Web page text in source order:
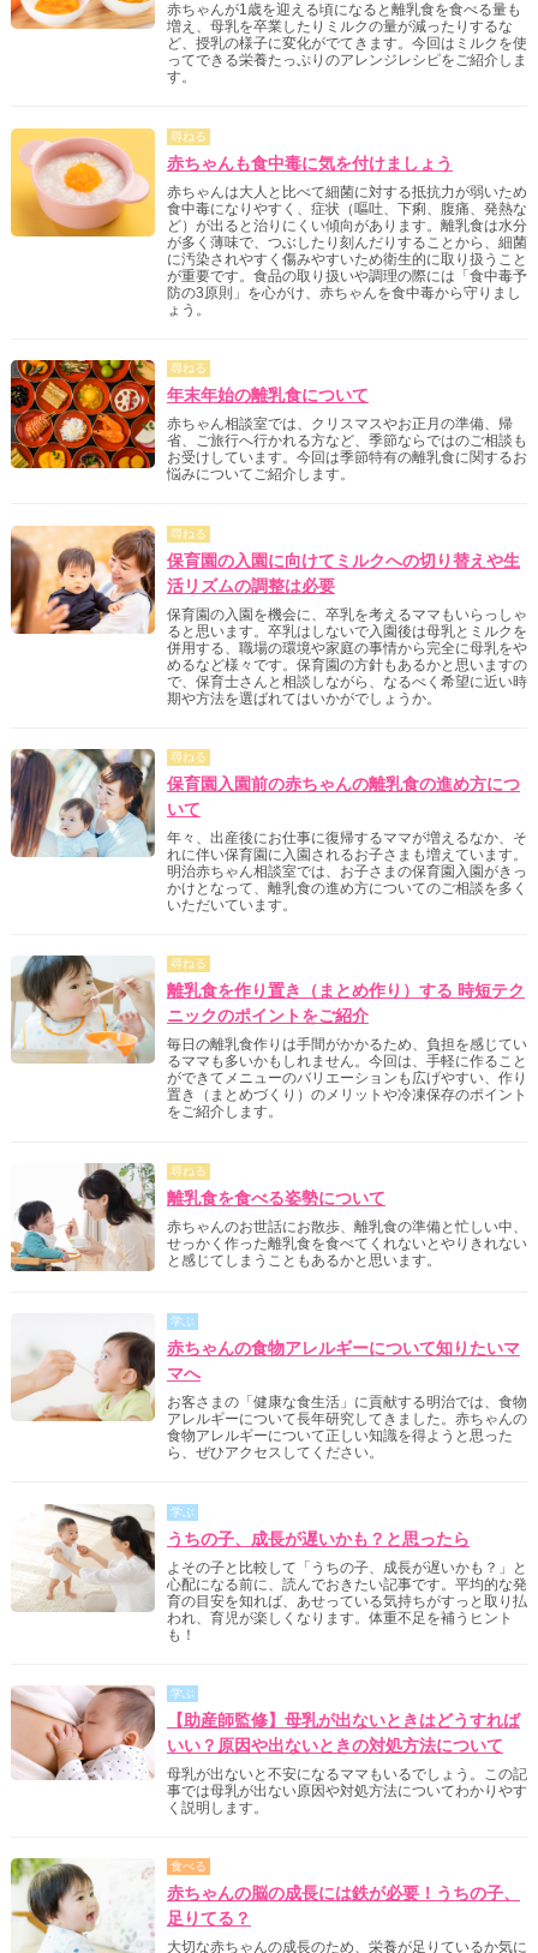
赤ちゃんが1歳を迎える頃になると離乳食を食べる量も
増え、母乳を卒業したりミルクの量が減ったりするな
ど、授乳の様子に変化がでてきます。今回はミルクを使
ってできる栄養たっぷりのアレンジレシピをご紹介しま
す。
尋ねる
赤ちゃんも食中毒に気を付けましょう
赤ちゃんは大人と比べて細菌に対する抵抗力が弱いため
食中毒になりやすく、症状（嘔吐、下痢、腹痛、発熱な
ど）が出ると治りにくい傾向があります。離乳食は水分
が多く薄味で、つぶしたり刻んだりすることから、細菌
に汚染されやすく傷みやすいため衛生的に取り扱うこと
が重要です。食品の取り扱いや調理の際には「食中毒予
防の3原則」を心がけ、赤ちゃんを食中毒から守りまし
ょう。
尋ねる
年末年始の離乳食について
赤ちゃん相談室では、クリスマスやお正月の準備、帰
省、ご旅行へ行かれる方など、季節ならではのご相談も
お受けしています。今回は季節特有の離乳食に関するお
悩みについてご紹介します。
尋ねる
保育園の入園に向けてミルクへの切り替えや生
活リズムの調整は必要
保育園の入園を機会に、卒乳を考えるママもいらっしゃ
ると思います。卒乳はしないで入園後は母乳とミルクを
併用する、職場の環境や家庭の事情から完全に母乳をや
めるなど様々です。保育園の方針もあるかと思いますの
で、保育士さんと相談しながら、なるべく希望に近い時
期や方法を選ばれてはいかがでしょうか。
尋ねる
保育園入園前の赤ちゃんの離乳食の進め方につ
いて
年々、出産後にお仕事に復帰するママが増えるなか、そ
れに伴い保育園に入園されるお子さまも増えています。
明治赤ちゃん相談室では、お子さまの保育園入園がきっ
かけとなって、離乳食の進め方についてのご相談を多く
いただいています。
尋ねる
離乳食を作り置き（まとめ作り）する 時短テク
ニックのポイントをご紹介
毎日の離乳食作りは手間がかかるため、負担を感じてい
るママも多いかもしれません。今回は、手軽に作ること
ができてメニューのバリエーションも広げやすい、作り
置き（まとめづくり）のメリットや冷凍保存のポイント
をご紹介します。
尋ねる
離乳食を食べる姿勢について
赤ちゃんのお世話にお散歩、離乳食の準備と忙しい中、
せっかく作った離乳食を食べてくれないとやりきれない
と感じてしまうこともあるかと思います。
学ぶ
赤ちゃんの食物アレルギーについて知りたいマ
マへ
お客さまの「健康な食生活」に貢献する明治では、食物
アレルギーについて長年研究してきました。赤ちゃんの
食物アレルギーについて正しい知識を得ようと思った
ら、ぜひアクセスしてください。
学ぶ
うちの子、成長が遅いかも？と思ったら
よその子と比較して「うちの子、成長が遅いかも？」と
心配になる前に、読んでおきたい記事です。平均的な発
育の目安を知れば、あせっている気持ちがすっと取り払
われ、育児が楽しくなります。体重不足を補うヒント
も！
学ぶ
【助産師監修】母乳が出ないときはどうすれば
いい？原因や出ないときの対処方法について
母乳が出ないと不安になるママもいるでしょう。この記
事では母乳が出ない原因や対処方法についてわかりやす
く説明します。
食べる
赤ちゃんの脳の成長には鉄が必要！うちの子、
足りてる？
大切な赤ちゃんの成長のため、栄養が足りているか気に